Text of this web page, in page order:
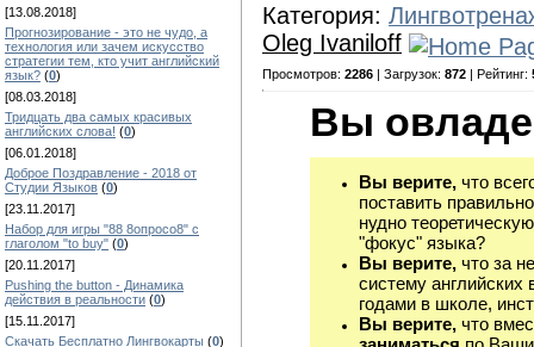
[13.08.2018]
Прогнозирование - это не чудо, а
технология или зачем искусство
стратегии тем, кто учит английский
язык? (0)
[08.03.2018]
Тридцать два самых красивых
английских слова! (0)
[06.01.2018]
Доброе Поздравление - 2018 от
Студии Языков (0)
[23.11.2017]
Набор для игры "88 8опросо8" с
глаголом "to buy" (0)
[20.11.2017]
Pushing the button - Динамика
действия в реальности (0)
[15.11.2017]
Скачать Бесплатно Лингвокарты (0)
Категория:
Oleg Ivaniloff
Просмотров: 2286 | Загрузок: 872 | Рейтинг:
Вы
Вы верите, что
поставить
нудно
"фокус" языка?
Вы верите, что за
систему
годами в школе,
Вы верите, что